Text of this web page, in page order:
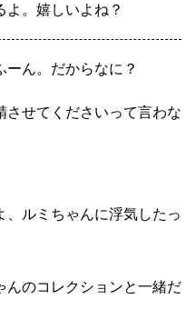
よ。嬉しいよね？
ーん。だからなに？
させてくださいって言わな
ルミちゃんに浮気したっ
んのコレクションと一緒だ